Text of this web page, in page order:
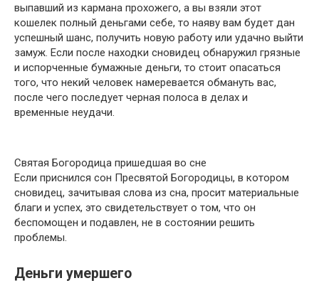
выпавший из кармана прохожего, а вы взяли этот
кошелек полный деньгами себе, то наяву вам будет дан
успешный шанс, получить новую работу или удачно выйти
замуж. Если после находки сновидец обнаружил грязные
и испорченные бумажные деньги, то стоит опасаться
того, что некий человек намеревается обмануть вас,
после чего последует черная полоса в делах и
временные неудачи.
Святая Богородица пришедшая во сне
Если приснился сон Пресвятой Богородицы, в котором
сновидец, зачитывая слова из сна, просит материальные
благи и успех, это свидетельствует о том, что он
беспомощен и подавлен, не в состоянии решить
проблемы.
Деньги умершего